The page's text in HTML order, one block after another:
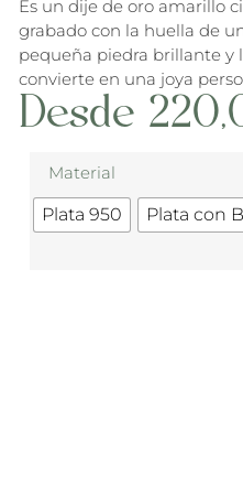
Es un dije de oro amarillo
grabado con la huella de
pequeña piedra brillante y
convierte en una joya
Desde
Material
Plata 950 Plata con